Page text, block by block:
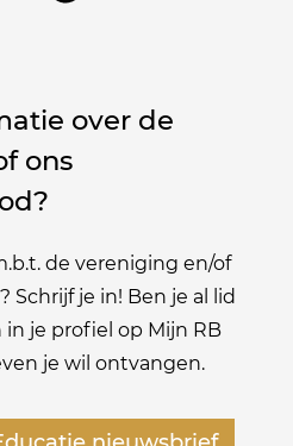
over de
ons
de vereniging en/of
Schrijf je in! Ben je al lid
in je profiel op Mijn RB
je wil ontvangen.